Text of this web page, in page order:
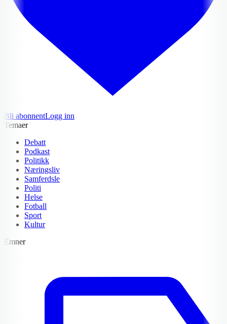
Bli abonnentLogg inn
Temaer
Debatt
Podkast
Politikk
Næringsliv
Samferdsle
Politi
Helse
Fotball
Sport
Kultur
Emner